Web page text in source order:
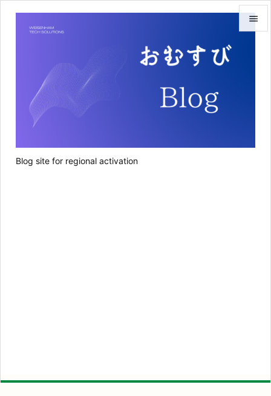
Blog site for regional activation

次へ